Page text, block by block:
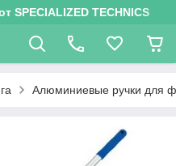
SPECIALIZED TECHNICS
Алюминиевые ручки для